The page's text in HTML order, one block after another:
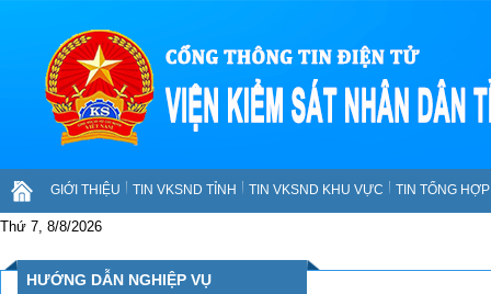
GIỚI THIỆU TIN VKSND TỈNH TIN VKSND KHU VỰC TIN TỔNG
Thứ 7, 8/8/2026
HƯỚNG DẪN NGHIỆP VỤ